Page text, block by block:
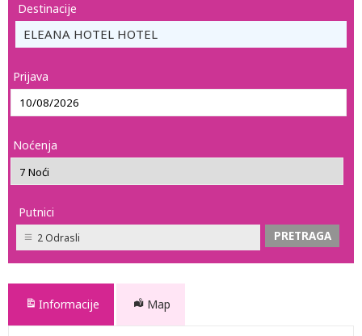
Destinacije
ELEANA HOTEL HOTEL
Prijava
Noćenja
Putnici
2 Odrasli
Informacije Map